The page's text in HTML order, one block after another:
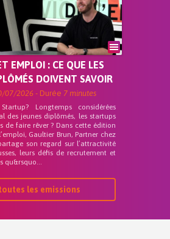
EMPLOI : CE QUE LES
DOIVENT SAVOIR
07/2026 - Durée 7 minutes
Longtemps considérées
des jeunes diplômés, les startups
de faire rêver ? Dans cette édition
Gaultier Brun, Partner chez
son regard sur l’attractivité
leurs défis de recrutement et
qu&rsquo...
les emissions